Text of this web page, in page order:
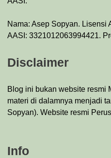
Nama: Asep Sopyan. Lisensi
AASI: 3321012063994421.
Disclaimer
Blog ini bukan website resmi
materi di dalamnya menjadi
Sopyan). Website resmi
Info